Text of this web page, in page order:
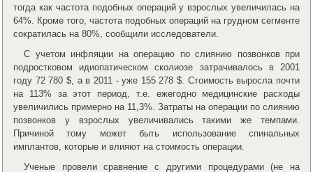
тогда как частота подобных операций у взрослых увеличилась на
64%. Кроме того, частота подобных операций на грудном сегменте
сократилась на 80%, сообщили исследователи.
С учетом инфляции на операцию по слиянию позвонков при
подростковом идиопатическом сколиозе затрачивалось в 2001
году 72 780 $, а в 2011 - уже 155 278 $. Стоимость выросла почти
на 113% за этот период, т.е. ежегодно медицинские расходы
увеличились примерно на 11,3%. Затраты на операции по слиянию
позвонков у взрослых увеличивались такими же темпами.
Причиной тому может быть использование спинальных
имплантов, которые и влияют на стоимость операции.
Ученые провели сравнение с другими процедурами (не на